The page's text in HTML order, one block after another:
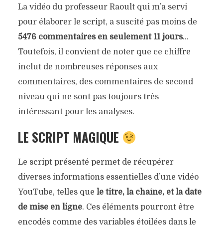
La vidéo du professeur Raoult qui m’a servi
pour élaborer le script, a suscité pas moins de
5476 commentaires en seulement 11 jours…
Toutefois, il convient de noter que ce chiffre
inclut de nombreuses réponses aux
commentaires, des commentaires de second
niveau qui ne sont pas toujours très
intéressant pour les analyses.
LE SCRIPT MAGIQUE
Le script présenté permet de récupérer
diverses informations essentielles d’une vidéo
YouTube, telles que le titre, la chaîne, et la date
de mise en ligne. Ces éléments pourront être
encodés comme des variables étoilées dans le